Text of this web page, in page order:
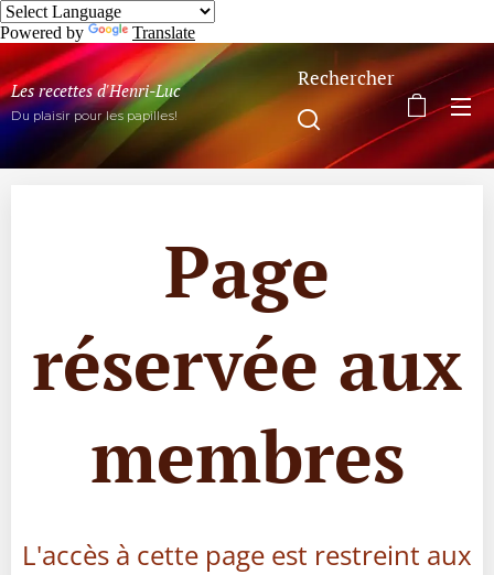
Powered by Translate
Les recettes d'Henri-Luc
Du plaisir pour les papilles!
Rechercher
Page
réservée aux
membres
L'accès à cette page est restreint aux